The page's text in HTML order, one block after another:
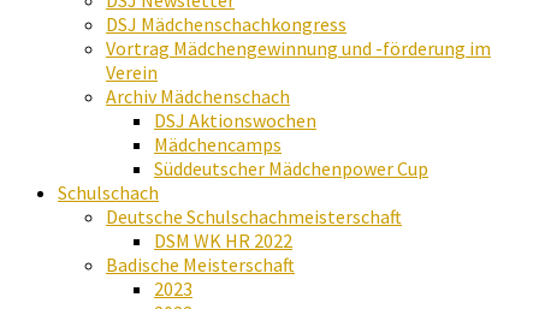
DSJ Mädchenschachkongress
Vortrag Mädchengewinnung und -förderung im
Verein
Archiv Mädchenschach
DSJ Aktionswochen
Mädchencamps
Süddeutscher Mädchenpower Cup
Schulschach
Deutsche Schulschachmeisterschaft
DSM WK HR 2022
Badische Meisterschaft
2023